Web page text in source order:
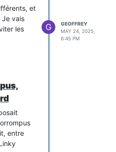
et
Je vais
les
G
GEOFFREY
MAY 24, 2025,
6:45 PM
entre